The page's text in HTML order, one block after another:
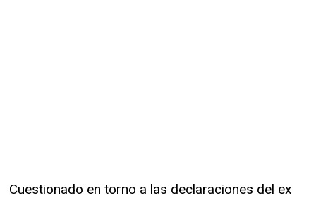
Cuestionado en torno a las declaraciones del ex